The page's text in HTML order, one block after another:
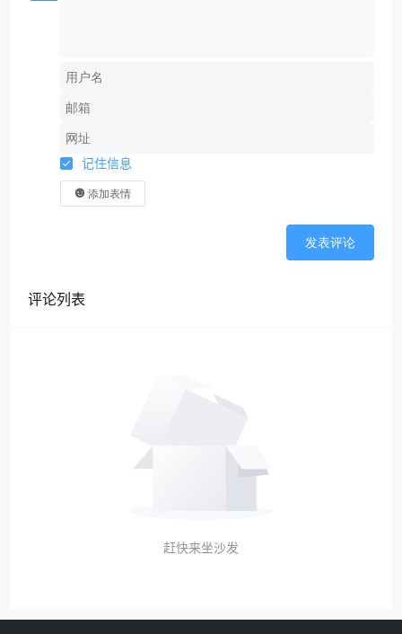
1.确认视同销售收入和视同销售成本
根据《中华人民共和国企业所得税法实施条
》第二十五条规定，企业将货物用于捐赠、赞
助、职工福利的，应当视同销售货物，但国务院财
政、税务主管部门另有规定的除外。
（国税函〔2008〕828号）规定：企业将资产移送
属于内部处置资产，应按规定视同销售确定收入：
《国家税务总局关于企业所得税有关问题的公
告》（国家税务总局公告2016年第80号）第二条规
定，属于企业自制的资产，应按企业同类资产同期
《中华人民共和国企业所得税法实施条例》第
记住信息
添加表情
发表评论
评论列表
赶快来坐沙发